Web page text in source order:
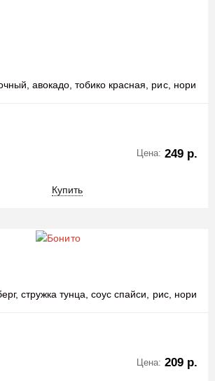
авокадо, тобико красная, рис, нори
Цена: 249 р.
Купить
стружка тунца, соус спайси, рис, нори
Цена: 209 р.